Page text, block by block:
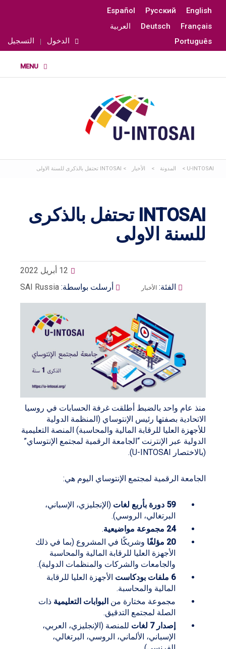
English
Русский
Español
Français
Deutsch
العربية
Português
الدخول التسجيل
U-INTOSAI
> المدونة > الأخبار > INTOSAI تحتفل بالذكرى للسنة الاولى
INTOSAI تحتفل بالذكرى
للسنة الاولى
12 أبريل 2022
أرسلت بواسطة: SAI Russia الفئة: الأخبار
منذ عام واحد بالضبط أطلقت غرفة الحسابات في روسيا
الاتحادية بصفتها رئيس الإنتوساي (المنظمة الدولية
للأجهزة العليا للرقابة المالية والمحاسبة) المنصة التعليمية
الدولية عبر الإنترنت “الجامعة الرقمية لمجتمع الإنتوساي”
(بالاختصار U-INTOSAI).
الجامعة الرقمية لمجتمع الإنتوساي اليوم هي:
59 دورة بأربع لغات
(الإنجليزي، الإسباني،
البرتغالي، الروسي).
24 مجموعة مواضيعية
.
20 مؤلفًا
وشريكًا في المشروع (بما في ذلك
الأجهزة العليا للرقابة المالية والمحاسبة
والجامعات والشركات والمنظمات الدولية).
6 ملفات بودكاست
الأجهزة العليا للرقابة
المالية والمحاسبة.
مجموعة مختارة من البوابات التعليمية ذات
الصلة لمجتمع التدقيق.
إصدار 7 لغات
للمنصة (الإنجليزي، العربي،
الإسباني، الألماني، الروسي، البرتغالي،